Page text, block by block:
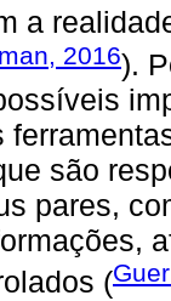
a
2016).
são
pares,
(